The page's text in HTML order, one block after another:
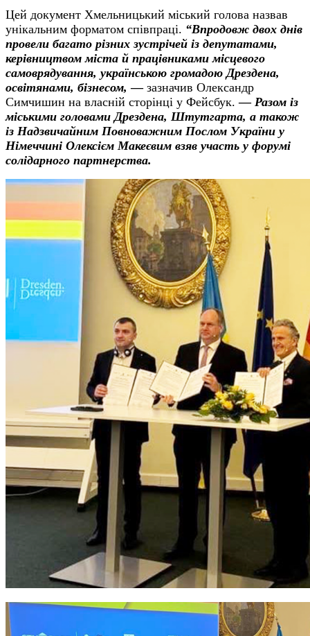
Цей документ Хмельницький міський голова назвав
унікальним форматом співпраці. “Впродовж двох днів
провели багато різних зустрічей із депутатами,
керівництвом міста й працівниками місцевого
самоврядування, українською громадою Дрездена,
освітянами, бізнесом,—зазначив Олександр
Симчишин на власній сторінці у Фейсбук.—Разом із
міськими головами Дрездена, Штутгарта, а також
із Надзвичайним Повноважним Послом України у
Німеччині Олексієм Макеєвим взяв участь у форумі
солідарного партнерства.